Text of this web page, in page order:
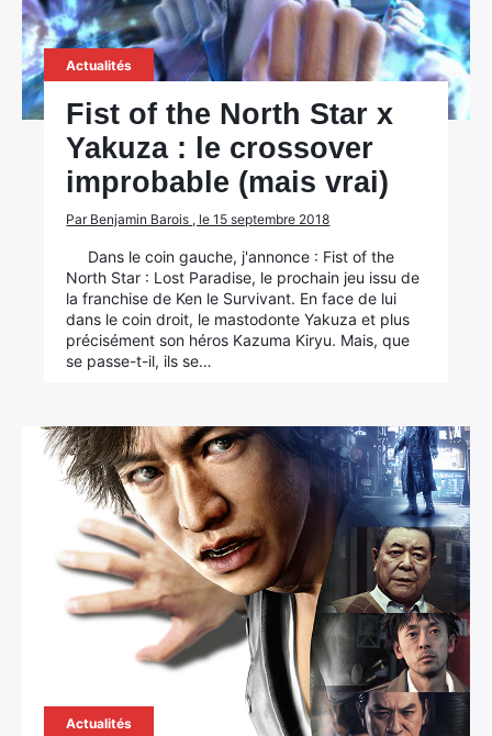
Actualités
Fist of the North Star x
Yakuza : le crossover
improbable (mais vrai)
Par Benjamin Barois , le 15 septembre 2018
Dans le coin gauche, j'annonce : Fist of the
North Star : Lost Paradise, le prochain jeu issu de
la franchise de Ken le Survivant. En face de lui
dans le coin droit, le mastodonte Yakuza et plus
précisément son héros Kazuma Kiryu. Mais, que
se passe-t-il, ils se…
Actualités